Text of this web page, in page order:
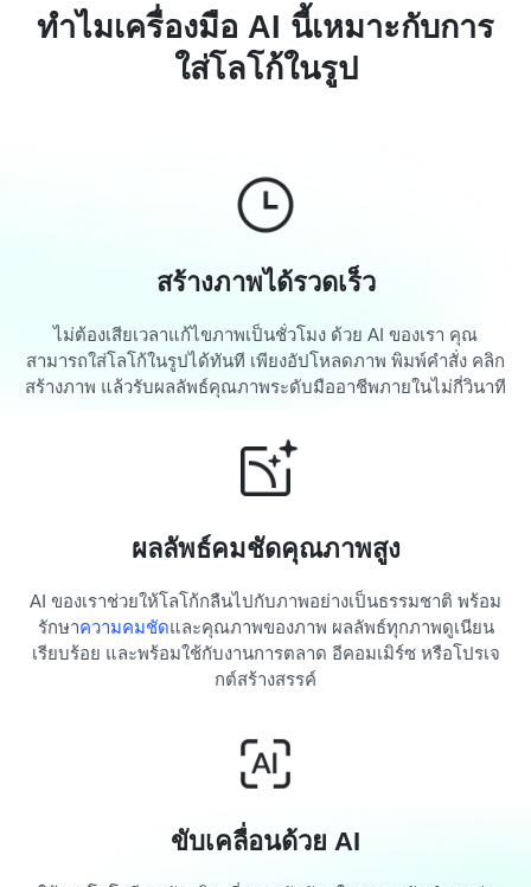
ทำไมเครื่องมือ AI นี้เหมาะกับการ
ใส่โลโก้ในรูป
สร้างภาพได้รวดเร็ว
ไม่ต้องเสียเวลาแก้ไขภาพเป็นชั่วโมง ด้วย AI ของเรา คุณ
สามารถใส่โลโก้ในรูปได้ทันที เพียงอัปโหลดภาพ พิมพ์คำสั่ง คลิก
สร้างภาพ แล้วรับผลลัพธ์คุณภาพระดับมืออาชีพภายในไม่กี่วินาที
ผลลัพธ์คมชัดคุณภาพสูง
AI ของเราช่วยให้โลโก้กลืนไปกับภาพอย่างเป็นธรรมชาติ พร้อม
รักษาความคมชัดและคุณภาพของภาพ ผลลัพธ์ทุกภาพดูเนียน
เรียบร้อย และพร้อมใช้กับงานการตลาด อีคอมเมิร์ซ หรือโปรเจ
กต์สร้างสรรค์
ขับเคลื่อนด้วย AI